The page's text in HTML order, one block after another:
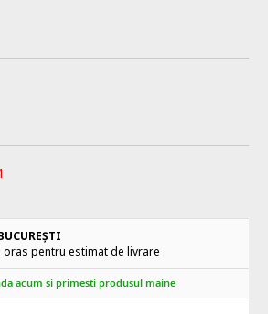
oras pentru estimat de livrare
acum si primesti produsul maine